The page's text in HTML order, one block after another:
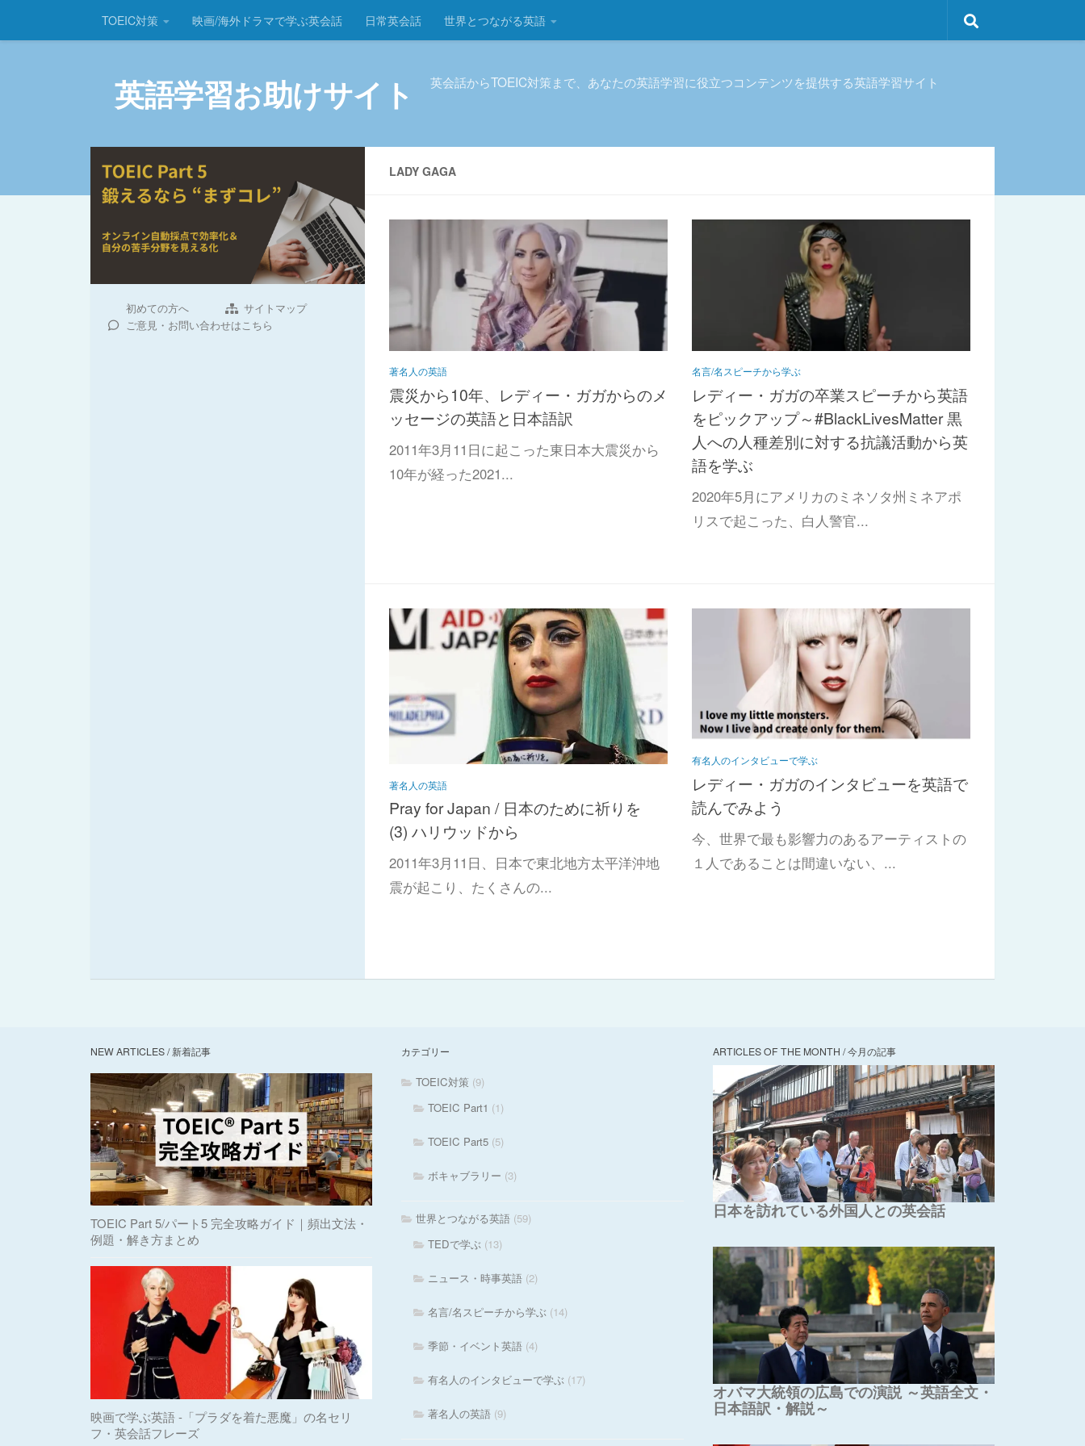
コンテンツへスキップ
TOEIC対策 映画/海外ドラマで学ぶ英会話 日常英会話 世界とつながる英語
英語学習お助けサイト 英会話からTOEIC対策まで、あなたの英語学習に役立つコンテンツを提供する英語学習サイト
LADY GAGA
著名人の英語
震災から10年、レディー・ガガからのメ
ッセージの英語と日本語訳
2011年3月11日に起こった東日本大震災から
10年が経った2021...
名言/名スピーチから学ぶ
レディー・ガガの卒業スピーチから英語
をピックアップ～#BlackLivesMatter 黒
人への人種差別に対する抗議活動から英
語を学ぶ
2020年5月にアメリカのミネソタ州ミネアポ
リスで起こった、白人警官...
著名人の英語
Pray for Japan / 日本のために祈りを
(3) ハリウッドから
2011年3月11日、日本で東北地方太平洋沖地
震が起こり、たくさんの...
有名人のインタビューで学ぶ
レディー・ガガのインタビューを英語で
読んでみよう
今、世界で最も影響力のあるアーティストの
１人であることは間違いない、...
初めての方へ
サイトマップ
ご意見・お問い合わせはこちら
NEW ARTICLES / 新着記事
TOEIC Part 5/パート5 完全攻略ガイド｜頻出文法・
例題・解き方まとめ
映画で学ぶ英語 -「プラダを着た悪魔」の名セリ
フ・英会話フレーズ
カテゴリー
TOEIC対策 (9)
TOEIC Part1 (1)
TOEIC Part5 (5)
ボキャブラリー (3)
世界とつながる英語 (59)
TEDで学ぶ (13)
ニュース・時事英語 (2)
名言/名スピーチから学ぶ (14)
季節・イベント英語 (4)
有名人のインタビューで学ぶ (17)
著名人の英語 (9)
ARTICLES OF THE MONTH / 今月の記事
日本を訪れている外国人との英会話
オバマ大統領の広島での演説 ～英語全文・
日本語訳・解説～